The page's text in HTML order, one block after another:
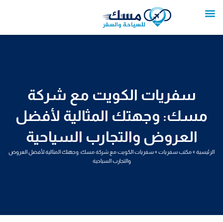
إلى
سفريات الكويت مع شركة
مسك: وجهتك المثالية لأفضل
العروض والتجارب السياحية
الرئيسية»مكتب سفريات»سفريات الكويت مع شركة مسك: وجهتك المثالية لأفضل العروض
والتجارب السياحية